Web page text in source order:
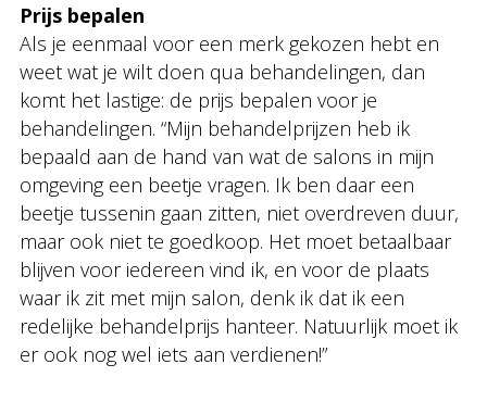
Prijs bepalen
Als je eenmaal voor een merk gekozen hebt en
weet wat je wilt doen qua behandelingen, dan
komt het lastige: de prijs bepalen voor je
behandelingen. “Mijn behandelprijzen heb ik
bepaald aan de hand van wat de salons in mijn
omgeving een beetje vragen. Ik ben daar een
beetje tussenin gaan zitten, niet overdreven duur,
maar ook niet te goedkoop. Het moet betaalbaar
blijven voor iedereen vind ik, en voor de plaats
waar ik zit met mijn salon, denk ik dat ik een
redelijke behandelprijs hanteer. Natuurlijk moet ik
er ook nog wel iets aan verdienen!”